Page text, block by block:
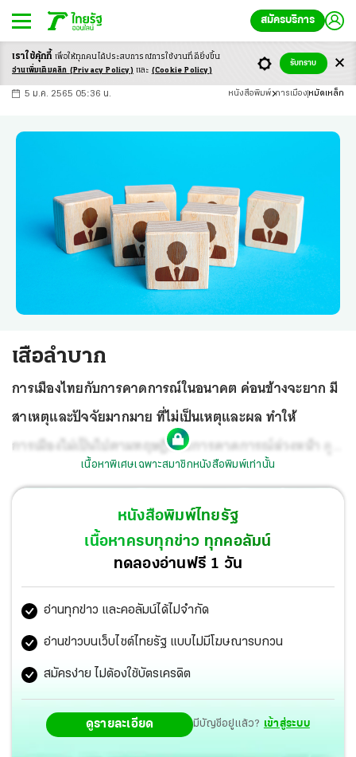
สมัครบริการ
-ก ก ก+
5 ม.ค. 2565 05:36 น. หนังสือพิมพ์ การเมือง หมัดเหล็ก
เสือลำบาก
การเมืองไทยกับการคาดการณ์ในอนาคต ค่อนข้างจะยาก มี
สาเหตุและปัจจัยมากมาย ที่ไม่เป็นเหตุและผล ทำให้
การเมืองไม่เป็นไปตามทฤษฎีและการคาดการณ์ล่วงหน้า ดู
เหมือนว่า พิมพ์เขียว ตั้งแต่ปี 2557 การเข้ามายึดอำนาจของ
คสช. และ วางแผนยุทธศาสตร์ชาติ เอาไว้ถึง 20 ปี จะมี
บทบาทในการปกครองประเทศ มากกว่า รัฐธรรมนูญการ
ปกครอง ที่ถือว่าเป็นกฎหมายสูงสุดของประเทศด้วยซ้ำ
เนื้อหาพิเศษเฉพาะสมาชิกหนังสือพิมพ์เท่านั้น
หนังสือพิมพ์ไทยรัฐ
เนื้อหาครบทุกข่าว ทุกคอลัมน์
ทดลองอ่านฟรี 1 วัน
อ่านทุกข่าว และคอลัมน์ได้ไม่จำกัด
อ่านข่าวบนเว็บไซต์ไทยรัฐ แบบไม่มีโฆษณารบกวน
สมัครง่าย ไม่ต้องใช้บัตรเครดิต
ดูรายละเอียด มีบัญชีอยู่แล้ว? เข้าสู่ระบบ
เราใช้คุ้กกี้ เพื่อให้ทุกคนได้ประสบการณ์การใช้งานที่ดียิ่งขึ้น
อ่านเพิ่มเติมคลิก (Privacy Policy) และ (Cookie Policy)
รับทราบ